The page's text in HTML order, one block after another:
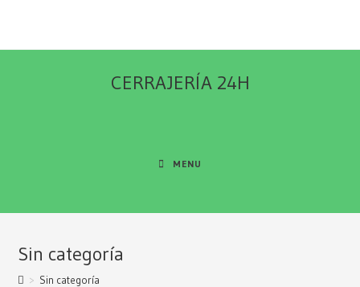
CERRAJERÍA 24H
MENU
Sin categoría
> Sin categoría